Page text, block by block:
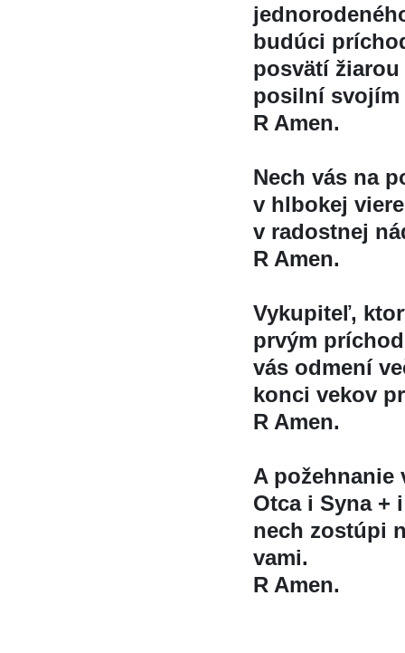
budúci
posvätí
posilní svojím
R Amen.
Nech vás na
v hlbokej
v radostnej
R Amen.
Vykupiteľ,
prvým
vás odmení
konci vekov
R Amen.
A požehnanie
Otca i Syna +
nech zostúpi
vami.
R Amen.